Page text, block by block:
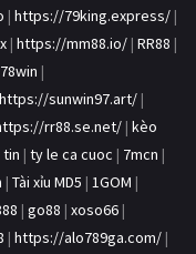
| https://79king.express/ |
| https://mm88.io/ | RR88 |
78win |
https://sunwin97.art/ |
rr88.se.net/ | kèo
tin | ty le ca cuoc | 7mcn |
| Tài xỉu MD5 | 1GOM |
| go88 | xoso66 |
| https://alo789ga.com/ |